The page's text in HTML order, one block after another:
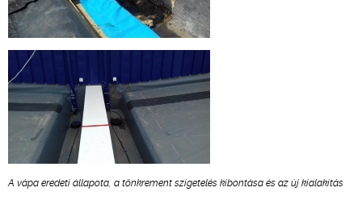
A vápa eredeti állapota, a tönkrement szigetelés kibontása és az új kialakítás